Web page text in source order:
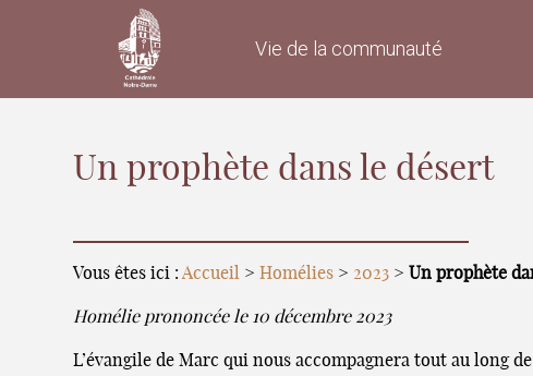
Vie de la communauté
Un prophète dans le désert
Vous êtes ici :Accueil > Homélies > 2023 > Un prophète
Homélie prononcée le 10 décembre 2023
L’évangile de Marc qui nous accompagnera tout au long